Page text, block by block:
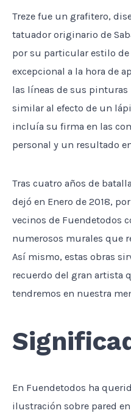
Treze fue un grafitero,
tatuador originario de
por su particular estilo
excepcional a la hora de
las líneas de sus
similar al efecto de un
incluía su firma en las
personal y un resultado
Tras cuatro años de
dejó en Enero de 2018,
vecinos de Fuendetodos
numerosos murales que
Así mismo, estas obras
recuerdo del gran artista
tendremos en nuestra
En Fuendetodos ha
ilustración sobre pared